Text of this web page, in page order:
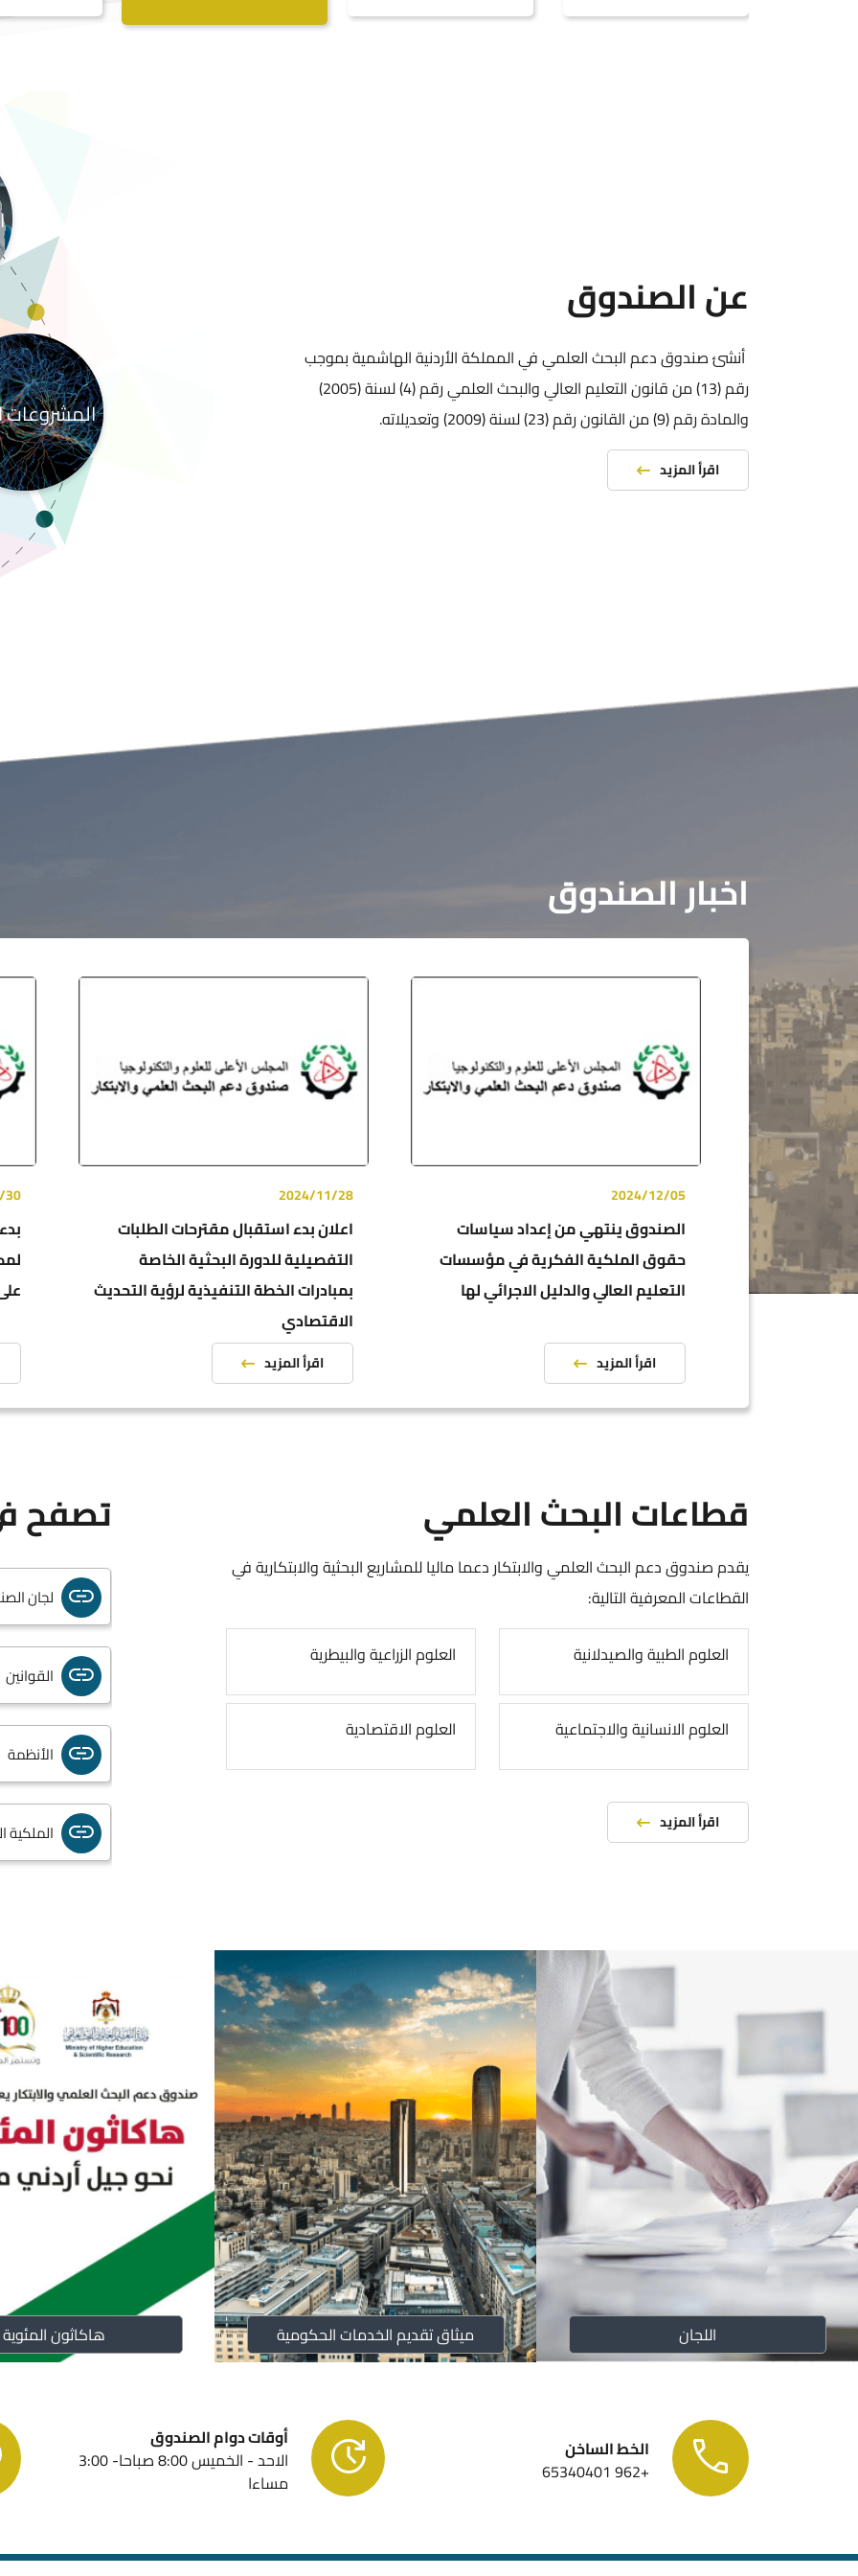
عن الصندوق
أنشئ صندوق دعم البحث العلمي في المملكة الأردنية الهاشمية بموجب
رقم (13) من قانون التعليم العالي والبحث العلمي رقم (4) لسنة (2005)
والمادة رقم (9) من القانون رقم (23) لسنة (2009) وتعديلاته.
اقرأ المزيد
المشروعات
اخبار الصندوق
2024/12/05
الصندوق ينتهي من إعداد سياسات
حقوق الملكية الفكرية في مؤسسات
التعليم العالي والدليل الاجرائي لها
اقرأ المزيد
2024/11/28
اعلان بدء استقبال مقترحات الطلبات
التفصيلية للدورة البحثية الخاصة
بمبادرات الخطة التنفيذية لرؤية التحديث
الاقتصادي
اقرأ المزيد
30
قطاعات البحث العلمي
يقدم صندوق دعم البحث العلمي والابتكار دعما ماليا للمشاريع البحثية والابتكارية في
القطاعات المعرفية التالية:
العلوم الطبية والصيدلانية
العلوم الزراعية والبيطرية
العلوم الانسانية والاجتماعية العلوم الاقتصادية
اقرأ المزيد
تصفح
الأنظمة
لجان
القوانين
الأنظمة
الملكية
لجان
القوانين
الملكية
اللجان ميثاق تقديم الخدمات الحكومية هاكاثون المئوية
الخط الساخن
+962 65340401
أوقات دوام الصندوق
الاحد - الخميس 8:00 صباحا- 3:00
مساءا